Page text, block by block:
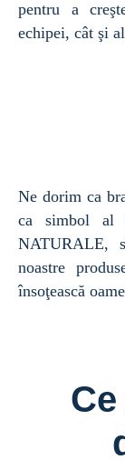
pentru a
echipei, cât şi
Ne dorim ca
ca simbol al
NATURALE,
noastre
însoţească